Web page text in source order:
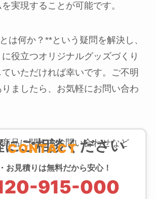
実現することが可能です。
は何か？**という疑問を解決し、
役立つオリジナルグッズづくり
いただければ幸いです。ご不明
ましたら、お気軽にお問い合わ
品に関するお問い合わせなど
にご相談ください
CONTACT
お見積りは無料だから安心！
915-000